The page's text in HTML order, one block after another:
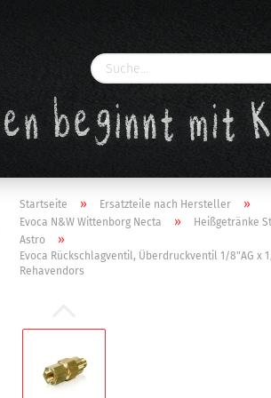
Startseite » Ersatzteile nach Hersteller »
Evoca N&W Wittenborg Necta » Heißgetränke
Astro »
Evoca Rückschlagventil, Überdruckventil 1/8"AG x
Rehavendors